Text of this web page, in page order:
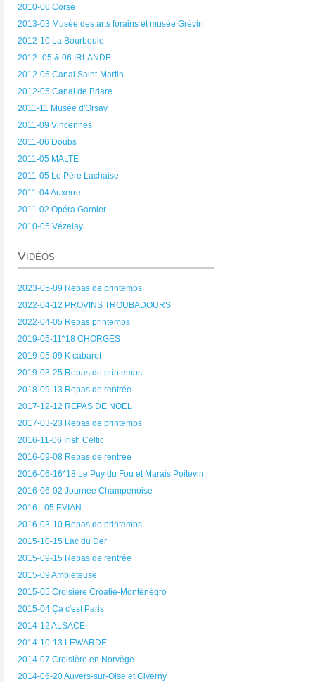
2010-06 Corse
2013-03 Musée des arts forains et musée Grévin
2012-10 La Bourboule
2012- 05 & 06 IRLANDE
2012-06 Canal Saint-Martin
2012-05 Canal de Briare
2011-11 Musée d'Orsay
2011-09 Vincennes
2011-06 Doubs
2011-05 MALTE
2011-05 Le Père Lachaise
2011-04 Auxerre
2011-02 Opéra Garnier
2010-05 Vézelay
Vidéos
2023-05-09 Repas de printemps
2022-04-12 PROVINS TROUBADOURS
2022-04-05 Repas printemps
2019-05-11*18 CHORGES
2019-05-09 K cabaret
2019-03-25 Repas de printemps
2018-09-13 Repas de rentrée
2017-12-12 REPAS DE NOEL
2017-03-23 Repas de printemps
2016-11-06 Irish Celtic
2016-09-08 Repas de rentrée
2016-06-16*18 Le Puy du Fou et Marais Poitevin
2016-06-02 Journée Champenoise
2016 - 05 EVIAN
2016-03-10 Repas de printemps
2015-10-15 Lac du Der
2015-09-15 Repas de rentrée
2015-09 Ambleteuse
2015-05 Croisière Croatie-Monténégro
2015-04 Ça c'est Paris
2014-12 ALSACE
2014-10-13 LEWARDE
2014-07 Croisière en Norvège
2014-06-20 Auvers-sur-Oise et Giverny